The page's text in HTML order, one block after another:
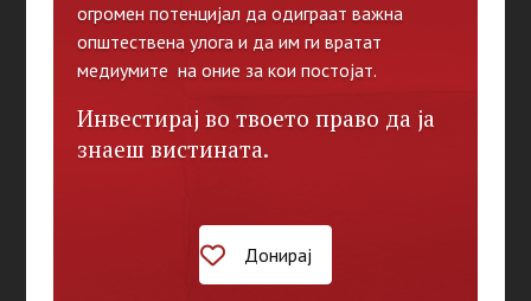
огромен потенцијал да одиграат важна
општествена улога и да им ги вратат
медиумите на оние за кои постојат.
Инвестирај во твоето право да ја
знаеш вистината.
Донирај